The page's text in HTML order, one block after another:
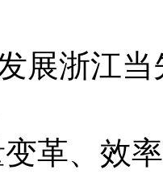
展浙江当
革、效